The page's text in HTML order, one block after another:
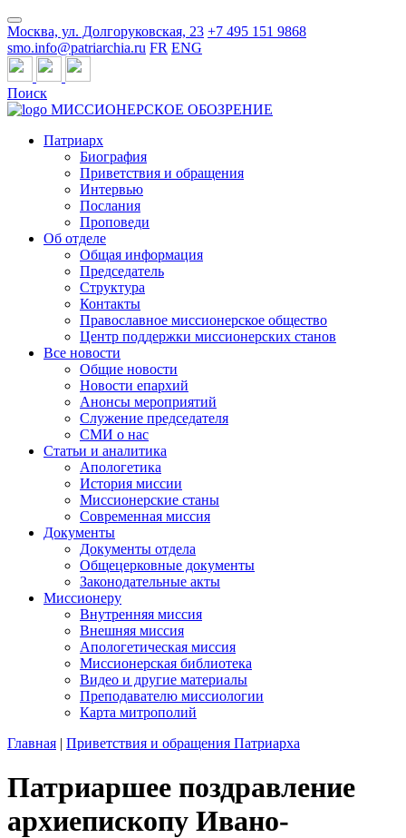
Москва, ул. Долгоруковская, 23 +7 495 151 9868
smo.info@patriarchia.ru FR ENG
Поиск
МИССИОНЕРСКОЕ ОБОЗРЕНИЕ
Патриарх
Биография
Приветствия и обращения
Интервью
Послания
Проповеди
Об отделе
Общая информация
Председатель
Структура
Контакты
Православное миссионерское общество
Центр поддержки миссионерских станов
Все новости
Общие новости
Новости епархий
Анонсы мероприятий
Служение председателя
СМИ о нас
Статьи и аналитика
Апологетика
История миссии
Миссионерские станы
Современная миссия
Документы
Документы отдела
Общецерковные документы
Законодательные акты
Миссионеру
Внутренняя миссия
Внешняя миссия
Апологетическая миссия
Миссионерская библиотека
Видео и другие материалы
Преподавателю миссиологии
Карта митрополий
Главная | Приветствия и обращения Патриарха
Патриаршее поздравление
архиепископу Ивано-